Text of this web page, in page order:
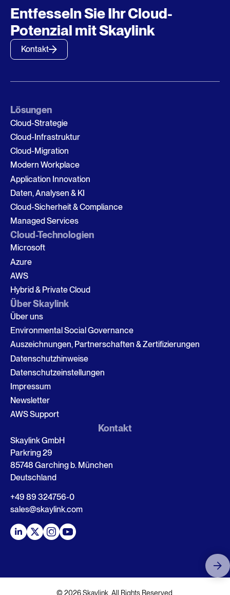
Entfesseln Sie Ihr Cloud-
Potenzial mit Skaylink
Kontakt
Lösungen
Cloud-Strategie
Cloud-Infrastruktur
Cloud-Migration
Modern Workplace
Application Innovation
Daten, Analysen & KI
Cloud-Sicherheit & Compliance
Managed Services
Cloud-Technologien
Microsoft
Azure
AWS
Hybrid & Private Cloud
Über Skaylink
Über uns
Environmental Social Governance
Auszeichnungen, Partnerschaften & Zertifizierungen
Datenschutzhinweise
Datenschutzeinstellungen
Impressum
Newsletter
AWS Support
Kontakt
Skaylink GmbH
Parkring 29
85748 Garching b. München
Deutschland
+49 89 324756-0
sales@skaylink.com
© 2026 Skaylink. All Rights Reserved.